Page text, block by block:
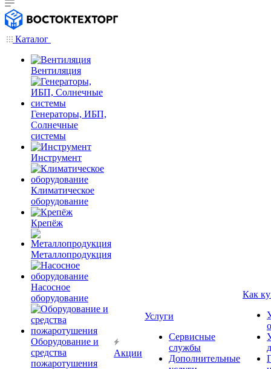
Каталог
Вентиляция
Генераторы, ИБП,
Солнечные
системы
Инструмент
Климатическое
оборудование
Крепёж
Металлопродукция
Насосное
оборудование
Оборудование и
средства
пожаротушения
Акции
Услуги
Сервисные
службы
Дополнительные
Как